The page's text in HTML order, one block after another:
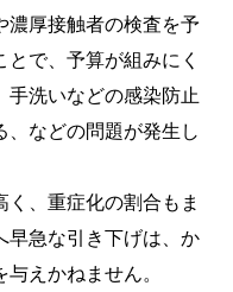
濃厚接触者の検査を予
で、予算が組みにく
洗いなどの感染防止
、などの問題が発生し
、重症化の割合もま
早急な引き下げは、か
えかねません。